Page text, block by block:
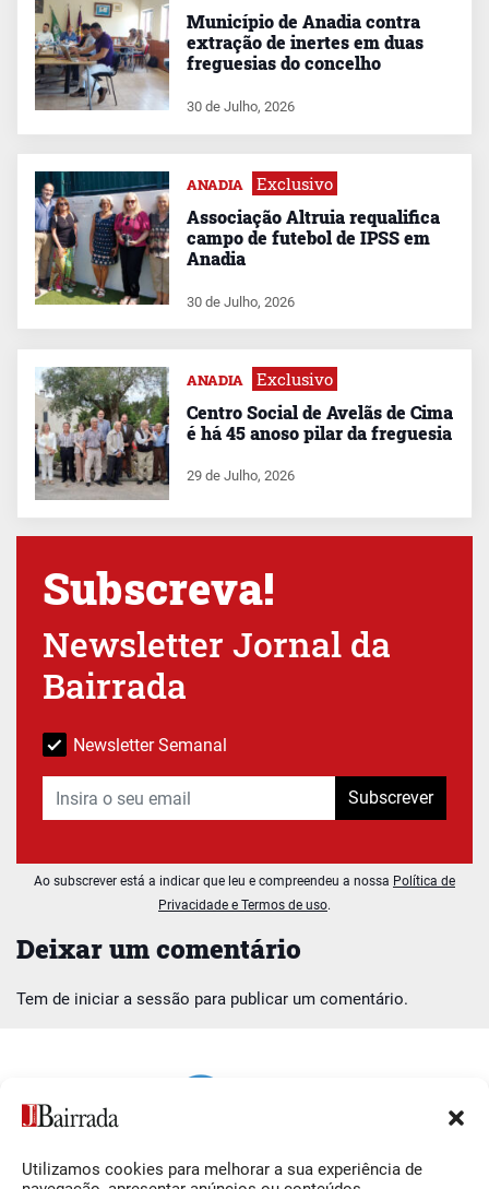
Utilizamos cookies para melhorar a sua experiência de
Deixar um comentário
Tem de iniciar a sessão para publicar um comentário.
Município de Anadia contra
extração de inertes em duas
freguesias do concelho
30 de Julho, 2026
ANADIA Exclusivo
Associação Altruia requalifica
campo de futebol de IPSS em
Anadia
30 de Julho, 2026
ANADIA Exclusivo
Centro Social de Avelãs de Cima
é há 45 anoso pilar da freguesia
29 de Julho, 2026
Subscreva!
Newsletter Jornal da
Bairrada
Newsletter Semanal
Subscrever
Ao subscrever está a indicar que leu e compreendeu a nossa Política de
Privacidade e Termos de uso.
Siga-nos O Jornal da Bairrada